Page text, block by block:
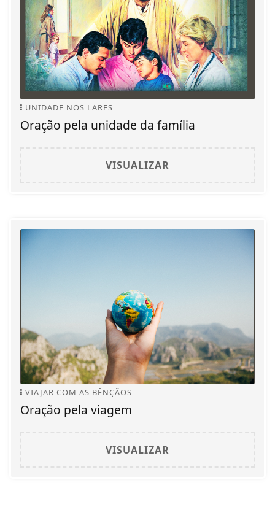
UNIDADE NOS LARES
Oração pela unidade da família
VISUALIZAR
VIAJAR COM AS BÊNÇÃOS
Oração pela viagem
VISUALIZAR